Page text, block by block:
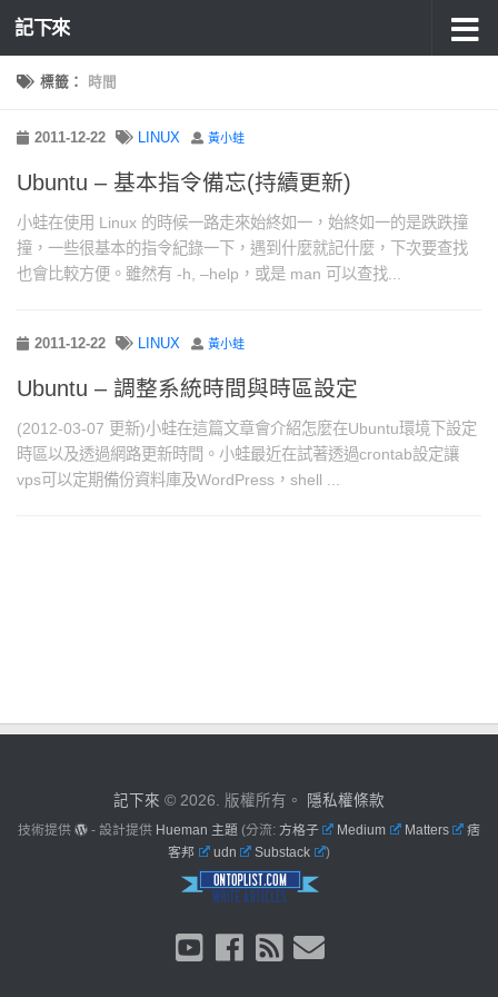
記下來
標籤： 時間
2011-12-22 LINUX 黃小蛙
Ubuntu – 基本指令備忘(持續更新)
小蛙在使用 Linux 的時候一路走來始終如一，始終如一的是跌跌撞
撞，一些很基本的指令紀錄一下，遇到什麼就記什麼，下次要查找
也會比較方便。雖然有 -h, –help，或是 man 可以查找...
2011-12-22 LINUX 黃小蛙
Ubuntu – 調整系統時間與時區設定
(2012-03-07 更新)小蛙在這篇文章會介紹怎麼在Ubuntu環境下設定
時區以及透過網路更新時間。小蛙最近在試著透過crontab設定讓
vps可以定期備份資料庫及WordPress，shell ...
記下來 © 2026. 版權所有。 隱私權條款
技術提供 - 設計提供 Hueman 主題 (分流: 方格子 Medium Matters
痞
客邦
udn Substack )